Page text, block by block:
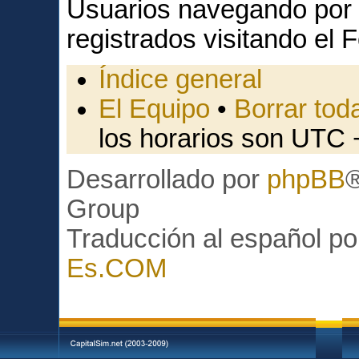
Usuarios navegando
registrados visitando el
Índice general
El Equipo • Borrar
los horarios son UTC
Desarrollado por phpBB
Group
Traducción al español
Es.COM